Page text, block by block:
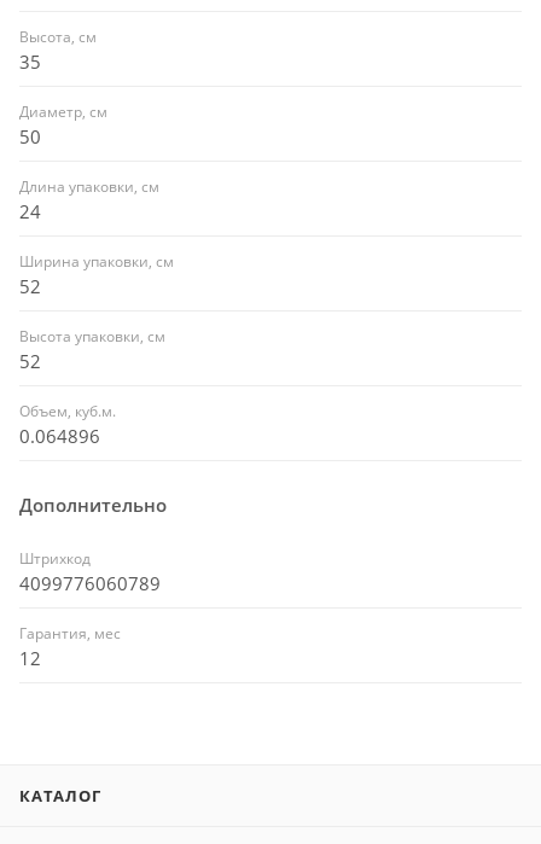
Высота, см
35
Диаметр, см
50
Длина упаковки, см
24
Ширина упаковки, см
52
Высота упаковки, см
52
Объем, куб.м.
0.064896
Дополнительно
Штрихкод
4099776060789
Гарантия, мес
12
КАТАЛОГ